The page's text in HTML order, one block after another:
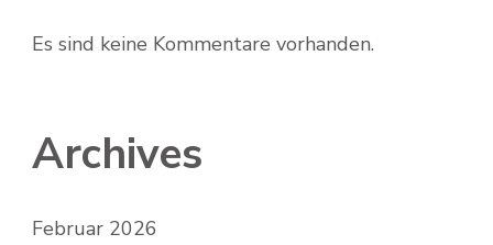
Es sind keine Kommentare vorhanden.
Archives
Februar 2026